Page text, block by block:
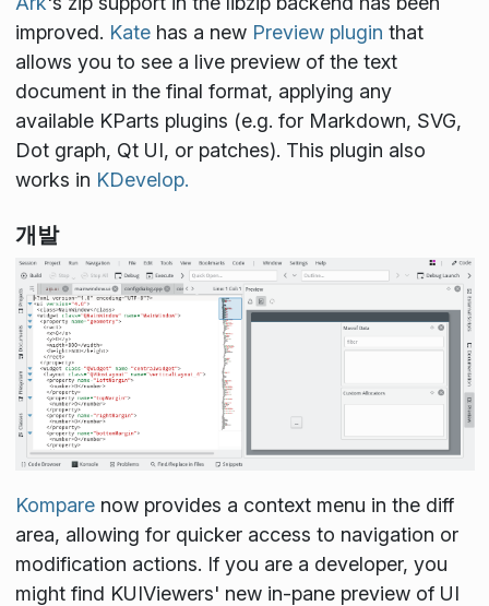
improved. Katehas a new Preview plugin that
allows you to see a live preview of the text
document in the final format, applying any
available KParts plugins (e.g. for Markdown, SVG,
Dot graph, Qt UI, or patches). This plugin also
works in KDevelop.
개발
Komparenow provides a context menu in the diff
area, allowing for quicker access to navigation or
modification actions. If you are a developer, you
might find KUIViewers' new in-pane preview of UI